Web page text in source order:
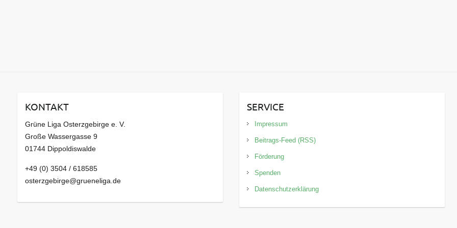
KONTAKT
Grüne Liga Osterzgebirge e. V.
Große Wassergasse 9
01744 Dippoldiswalde
+49 (0) 3504 / 618585
osterzgebirge@grueneliga.de
SERVICE
Impressum
Beitrags-Feed (RSS)
Förderung
Spenden
Datenschutzerklärung